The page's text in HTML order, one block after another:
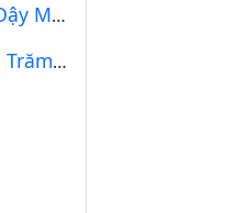
Tháng Mười Thức Dậy Mùa Thu
Con Tim Ướp Rượu Trăm Ngày